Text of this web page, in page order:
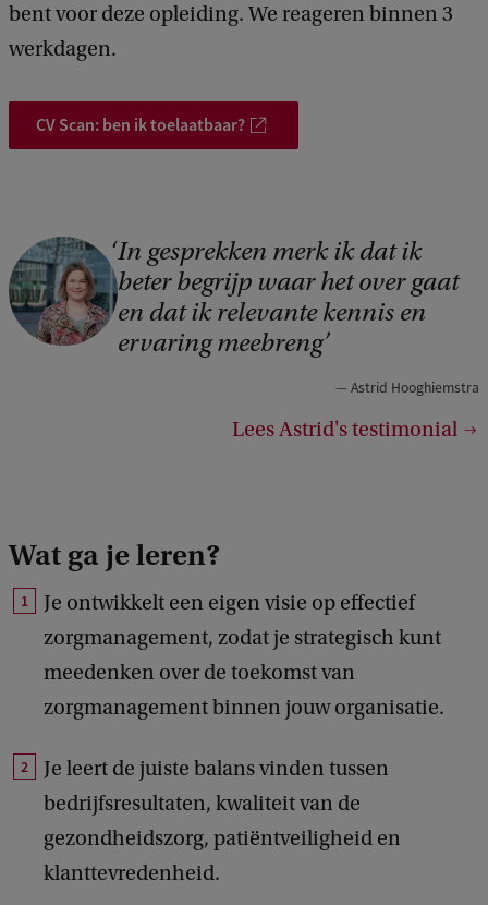
bent voor deze opleiding. We reageren binnen 3
werkdagen.
CV Scan: ben ik toelaatbaar?
C
o
p
:
A
B
S
-
P
In gesprekken merk ik dat ik
beter begrijp waar het over gaat
en dat ik relevante kennis en
ervaring meebreng
Astrid Hooghiemstra
Lees Astrid's testimonial
Wat ga je leren?
Je ontwikkelt een eigen visie op effectief
zorgmanagement, zodat je strategisch kunt
meedenken over de toekomst van
zorgmanagement binnen jouw organisatie.
Je leert de juiste balans vinden tussen
bedrijfsresultaten, kwaliteit van de
gezondheidszorg, patiëntveiligheid en
klanttevredenheid.